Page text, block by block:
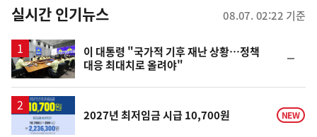
뉴
스
실시간 인기뉴스 08.07. 02:22 기준
이 대통령 "국가적 기후 재난 상황…정책
대응 최대치로 올려야"
일
2027년 최저임금 시급 10,700원 NEW